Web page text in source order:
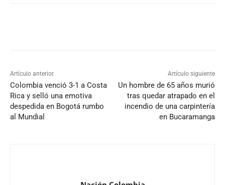
Artículo anterior
Colombia venció 3-1 a Costa
Rica y selló una emotiva
despedida en Bogotá rumbo
al Mundial
Artículo siguiente
Un hombre de 65 años murió
tras quedar atrapado en el
incendio de una carpintería
en Bucaramanga